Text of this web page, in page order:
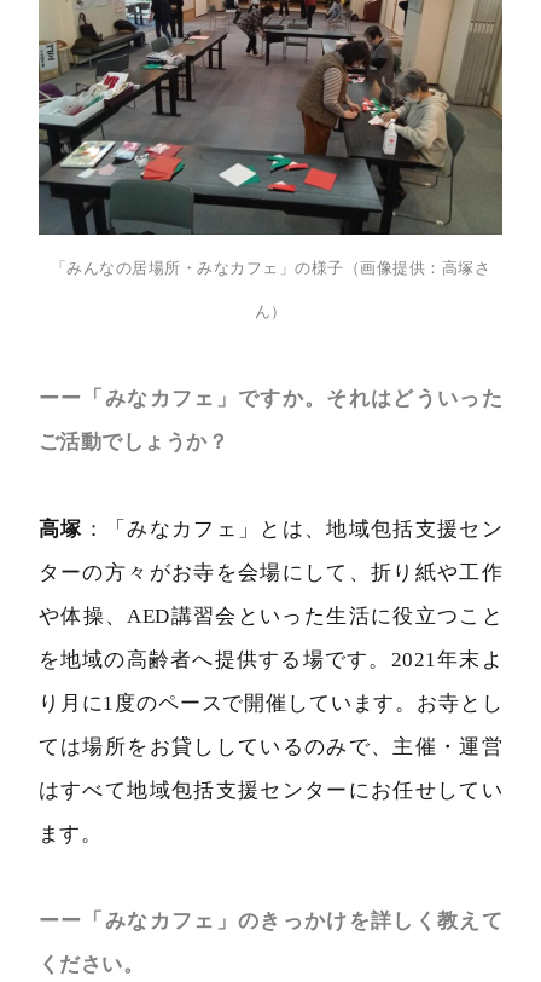
「みんなの居場所・みなカフェ」の様子（画像提供：高塚さ
ん）
ーー「みなカフェ」ですか。それはどういった
ご活動でしょうか？
高塚 ：「みなカフェ」とは、地域包括支援セン
ターの方々がお寺を会場にして、折り紙や工作
や体操、AED講習会といった生活に役立つこと
を地域の高齢者へ提供する場です。2021年末よ
り月に1度のペースで開催しています。お寺とし
ては場所をお貸ししているのみで、主催・運営
はすべて地域包括支援センターにお任せしてい
ます。
ーー「みなカフェ」のきっかけを詳しく教えて
ください。